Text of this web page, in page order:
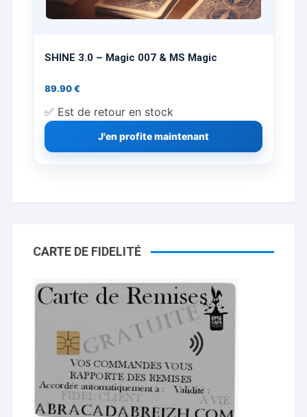
SHINE 3.0 – Magic 007 & MS Magic
89.90€
✅ Est de retour en stock
J'en profite maintenant
CARTE DE FIDELITÉ